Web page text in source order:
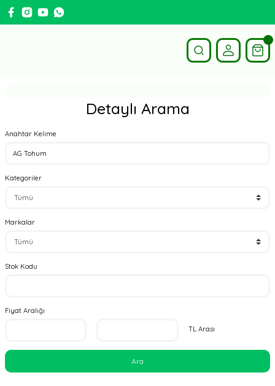
Detaylı Arama
Anahtar Kelime
Kategoriler
Markalar
Stok Kodu
Fiyat Aralığı
TL Arası
Ara